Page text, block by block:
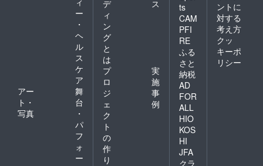
ー
・
ヘ
ル
ス
ケ
ア
アー
ト・
写真
舞
台
・
パ
フ
ォ
ー
デ
ィ
ン
グ
と
は
ス
プ
ロ
ジ
ェ
ク
ト
の
作
り
実
施
事
例
ts
CAM
PFI
RE
ふる
さと
納税
AD
FOR
ALL
HIO
KOS
HI
JFA
クラ
ントに
対する
考え方
クッ
キーポ
リシー